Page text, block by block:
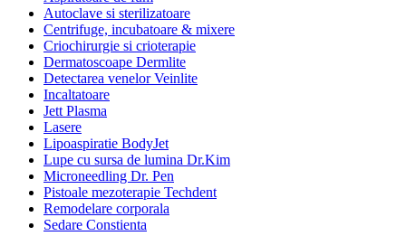
Autoclave si sterilizatoare
Centrifuge, incubatoare & mixere
Criochirurgie si crioterapie
Dermatoscoape Dermlite
Detectarea venelor Veinlite
Incaltatoare
Jett Plasma
Lasere
Lipoaspiratie BodyJet
Lupe cu sursa de lumina Dr.Kim
Microneedling Dr. Pen
Pistoale mezoterapie Techdent
Remodelare corporala
Sedare Constienta